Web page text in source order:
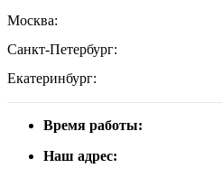
Москва:
Санкт-Петербург:
Екатеринбург:
Время работы:
Наш адрес: